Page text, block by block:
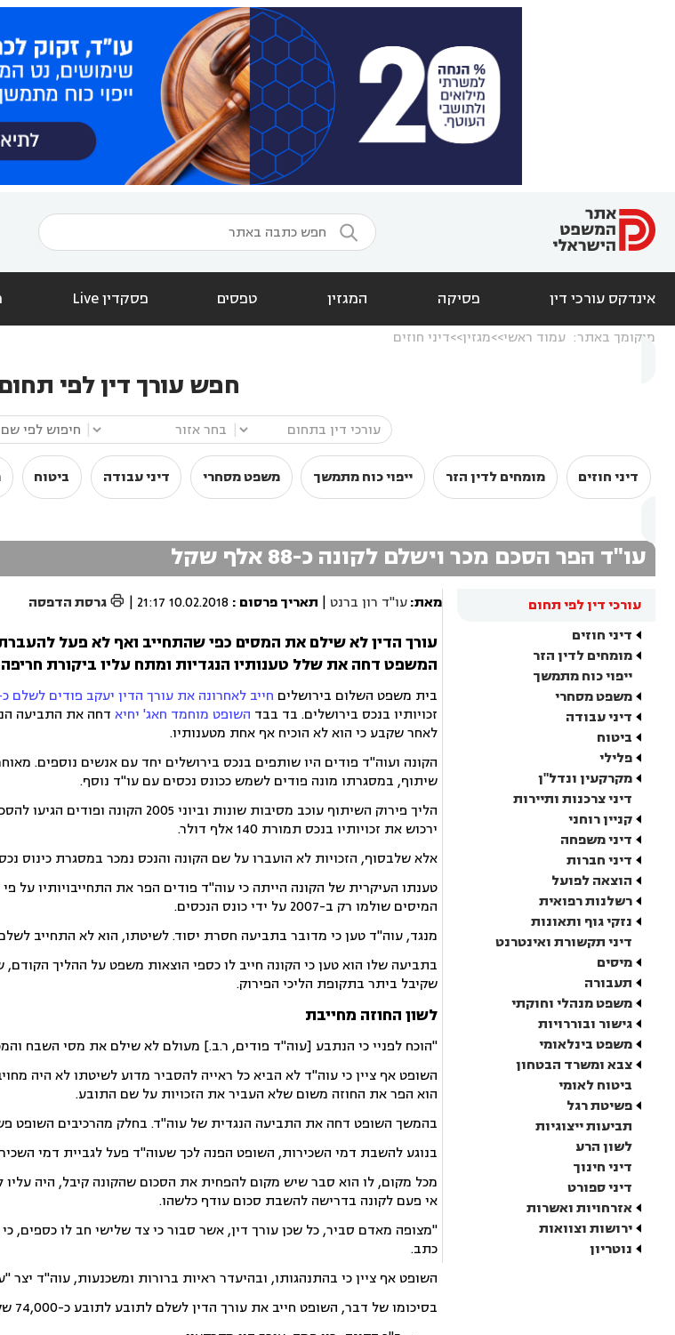

אינדקס עורכי דין פסיקה המגזין טפסים פסקדין Live
מיקומך באתר: עמוד ראשי מגזין דיני חוזים
חפש עורך דין לפי
דיני חוזים מומחים לדין הזר ייפוי כוח מתמשך משפט מסחרי דיני עבודה ביטוח
עו"ד הפר הסכם מכר וישלם לקונה כ-88 אלף שקל
עורכי דין לפי תחום
דיני חוזים
מומחים לדין הזר
ייפוי כוח מתמשך
משפט מסחרי
דיני עבודה
ביטוח
פלילי
מקרקעין ונדל"ן
דיני צרכנות ותיירות
קניין רוחני
דיני משפחה
דיני חברות
הוצאה לפועל
רשלנות רפואית
נזקי גוף ותאונות
דיני תקשורת ואינטרנט
מיסים
תעבורה
משפט מנהלי וחוקתי
גישור ובוררויות
משפט בינלאומי
צבא ומשרד הבטחון
ביטוח לאומי
פשיטת רגל
תביעות ייצוגיות
לשון הרע
דיני חינוך
דיני ספורט
אזרחויות ואשרות
ירושות וצוואות
נוטריון
מאת:עו"ד רון ברנט | תאריך פרסום :
10.02.2018 21:17
|
 גרסת הדפסה
עורך הדין לא שילם את המסים כפי שהתחייב ואף לא פעל
המשפט דחה את שלל טענותיו הנגדיות ומתח עליו ביקורת
בית משפט השלום בירושלים חייב לאחרונה את עורך הדין יעקב פודים לשלם כ-88 אלף שקל עקב הפרת
זכויותיו בנכס בירושלים. בד בבד השופט מוחמד חאג' יחיא דחה את התביעה
לאחר שקבע כי הוא לא הוכיח אף אחת מטענותיו.
הקונה ועוה"ד פודים היו שותפים בנכס בירושלים יחד עם אנשים נוספים.
שיתוף, במסגרתו מונה פודים לשמש ככונס נכסים עם עו"ד נוסף.
הליך פירוק השיתוף עוכב מסיבות שונות
ירכוש את זכויותיו בנכס תמורת 140 אלף דולר.
אלא שלבסוף, הזכויות לא הועברו על שם הקונה והנכס נמכר במסגרת כינוס נכסים. ב-2012 הגיעו לבית המשפט תביעות הדדיות – האחת של הקונה
טענתו העיקרית של הקונה הייתה כי עוה"ד פודים הפר את התחייבויותיו על
המיסים שולמו רק ב-2007 על ידי כונס הנכסים.
מנגד, עוה"ד טען כי מדובר בתביעה חסרת יסוד. לשיטתו, הוא לא התחייב
שקיבל ביתר בתקופת הליכי הפירוק.
לשון החוזה מחייבת
"הוכח לפניי כי הנתבע [עוה"ד פודים, ר.ב.] מעולם לא שילם את מסי השבח
השופט אף ציין כי עוה"ד לא הביא כל ראייה להסביר מדוע לשיטתו לא היה
הוא הפר את החוזה משום שלא העביר את הזכויות על שם התובע.
בהמשך השופט דחה את התביעה הנגדית של עוה"ד. בחלק מהרכיבים השופט
בנוגע להשבת דמי השכירות, השופט הפנה לכך שעוה"ד פעל לגביית דמי
מכל מקום, לו הוא סבר שיש מקום להפחית את הסכום שהקונה קיבל, היה
אי פעם לקונה בדרישה להשבת סכום עודף כלשהו.
"מצופה מאדם סביר, כל שכן עורך דין, אשר סבור כי צד שלישי חב לו כספים,
כתב.
השופט אף ציין כי בהתנהגותו, ובהיעדר ראיות ברורות ומשכנעות, עוה"ד
בסיכומו של דבר, השופט חייב את עורך הדין לשלם לתובע לתובע כ-74,000 שקל בגין הפרת החוזה בנוסף להוצאות משפט ושכ"ט עו"ד בסך 13,500 שקל.